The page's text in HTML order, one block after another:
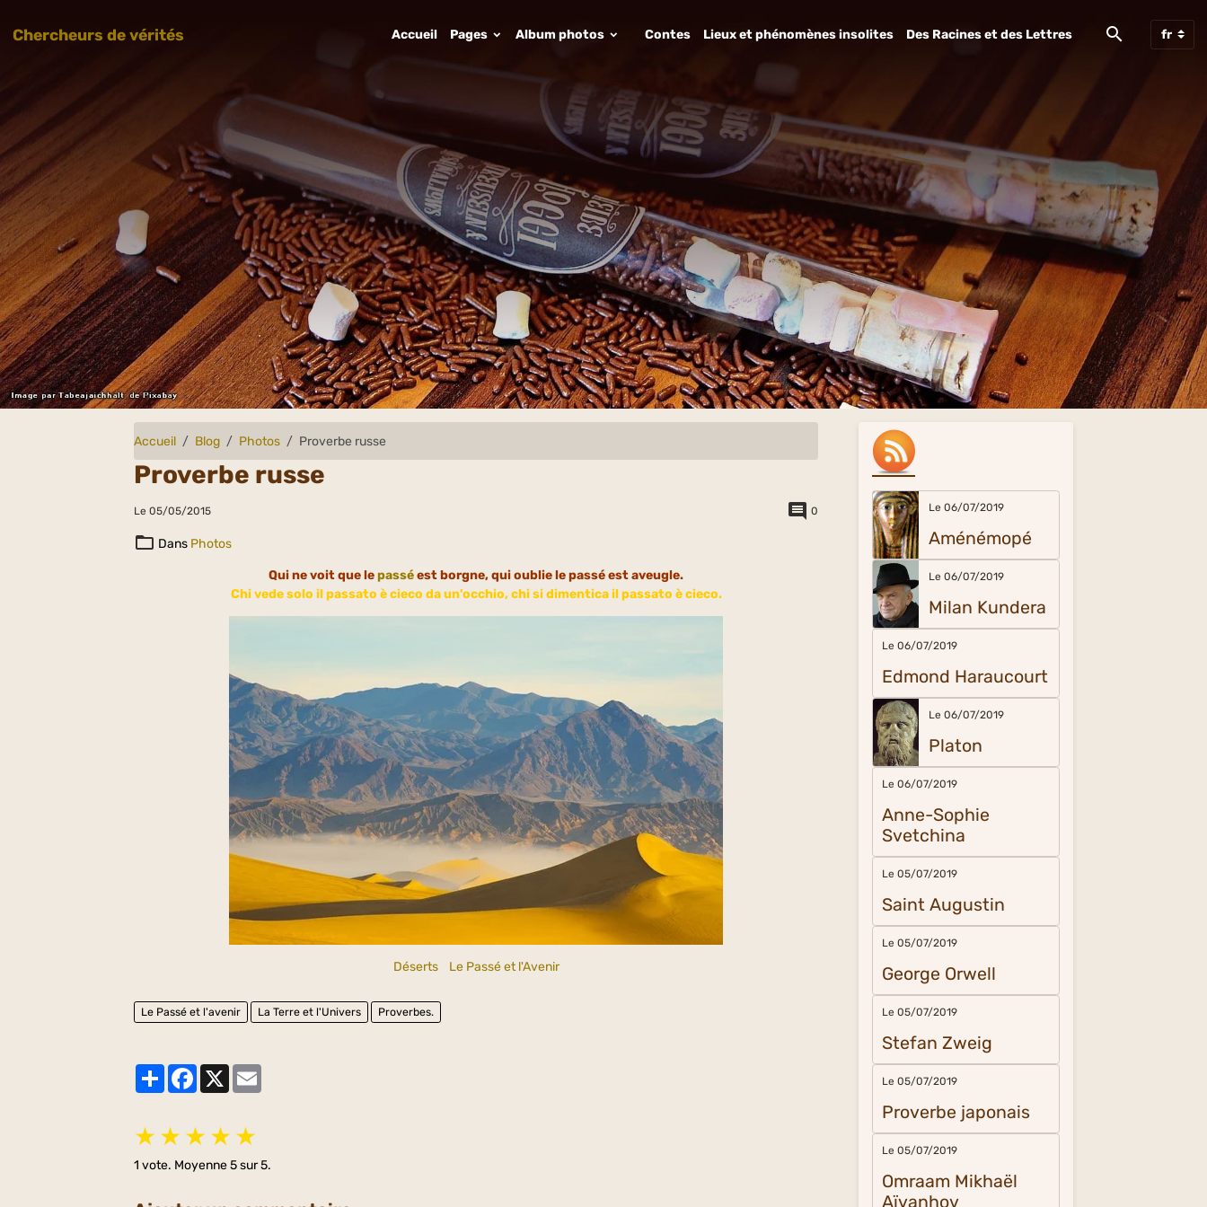
Chercheurs de vérités Accueil Pages Album photos Contes Lieux et phénomènes insolites Des Racines et des Lettres
Accueil Blog Photos Proverbe russe
Proverbe russe
Le 05/05/2015 0
Dans Photos
Qui ne voit que lepasséest borgne, qui oublie le passé est aveugle.
Chi vede solo il passato è cieco da un'occhio, chi si dimentica il passato è cieco.
Déserts Le Passé et l'Avenir
Le Passé et l'avenir La Terre et l'Univers Proverbes.
PartagerFacebook
X
★ ★ ★ ★ ★
1 vote. Moyenne5sur 5.
Le 06/07/2019
Aménémopé
Le 06/07/2019
Milan Kundera
Le 06/07/2019
Edmond Haraucourt
Le 06/07/2019
Platon
Le 06/07/2019
Anne-Sophie
Svetchina
Le 05/07/2019
Saint Augustin
Le 05/07/2019
George Orwell
Le 05/07/2019
Stefan Zweig
Le 05/07/2019
Proverbe japonais
Le 05/07/2019
Omraam Mikhaël
Aïvanhov